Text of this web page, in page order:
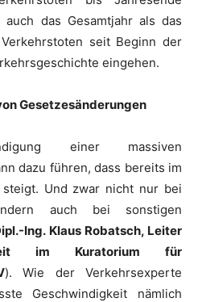
das Gesamtjahr als das
seit Beginn der
eingehen.
Gesetzesänderungen
einer massiven
dazu führen, dass bereits im
Und zwar nicht nur bei
auch bei sonstigen
Ing. Klaus Robatsch, Leiter
im Kuratorium für
). Wie der Verkehrsexperte
Geschwindigkeit nämlich